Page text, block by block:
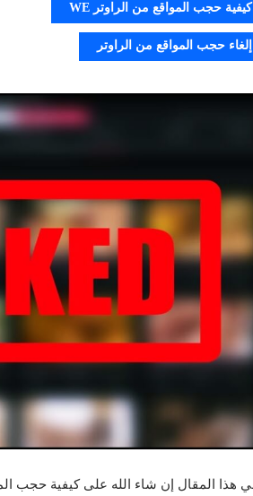
كيفية حجب المواقع من الراوتر WE
إلغاء حجب المواقع من الراوتر